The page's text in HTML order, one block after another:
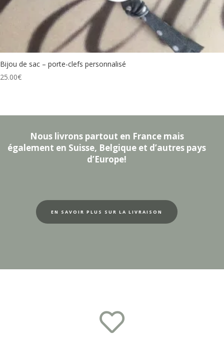
Bijou de sac – porte-clefs personnalisé
25.00€
Nous livrons partout en France mais
également en Suisse, Belgique et d’autres pays
d’Europe!
EN SAVOIR PLUS SUR LA LIVRAISON
